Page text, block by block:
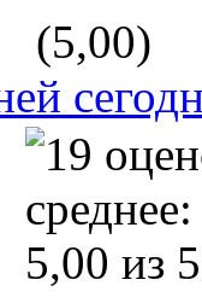
(5,00)